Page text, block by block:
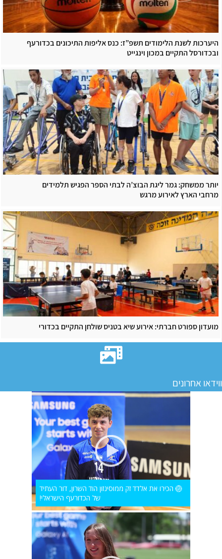
היערכות לשנת הלימודים תשפ”ז: כנס אליפות התיכונים בכדורעף
ובכדורסל התקיים במכון וינגייט
יותר ממשחק: גמר ליגת הבוצ’ה לבתי הספר הפגיש תלמידים
מרחבי הארץ לאירוע מרגש
מועדון ספורט חברתי: אירוע שיא בטניס שולחן התקיים בכדורי
ווידאו אחרונים
🏐 הכירו את אלדד זק ממוסינזון הוד השרון, דור העתיד
של הכדורעף הישראלי!